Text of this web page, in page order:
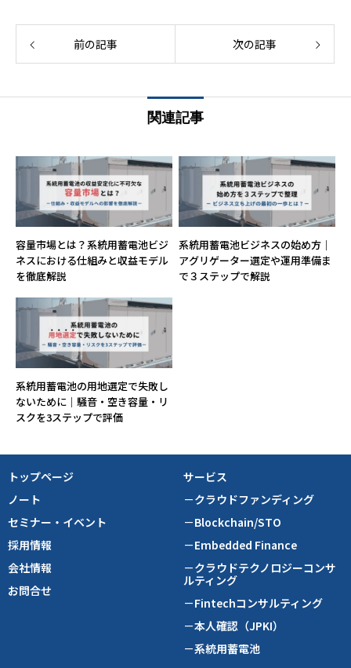
前の記事 次の記事
関連記事
容量市場とは？系統用蓄電池ビジ
ネスにおける仕組みと収益モデル
を徹底解説
系統用蓄電池ビジネスの始め方｜
アグリゲーター選定や運用準備ま
で３ステップで解説
系統用蓄電池の用地選定で失敗し
ないために｜騒音・空き容量・リ
スクを3ステップで評価
トップページ
ノート
セミナー・イベント
採用情報
会社情報
お問合せ
サービス
－クラウドファンディング
－Blockchain/STO
－Embedded Finance
－クラウドテクノロジーコンサ
ルティング
－Fintechコンサルティング
－本人確認（JPKI）
－系統用蓄電池